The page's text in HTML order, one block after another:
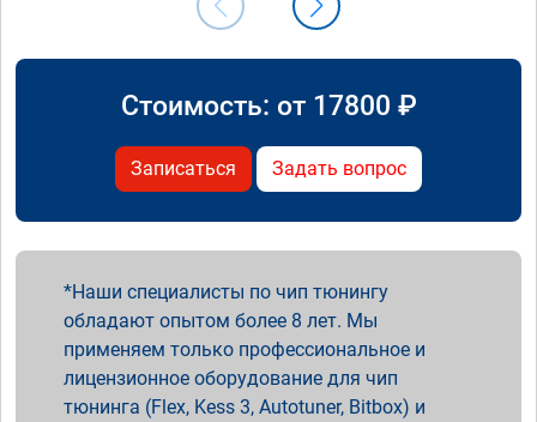
Стоимость: от 17800 ₽
Записаться Задать вопрос
Наши специалисты по чип тюнингу
обладают опытом более 8 лет. Мы
применяем только профессиональное и
лицензионное оборудование для чип
тюнинга (Flex, Kess 3, Autotuner, Bitbox) и